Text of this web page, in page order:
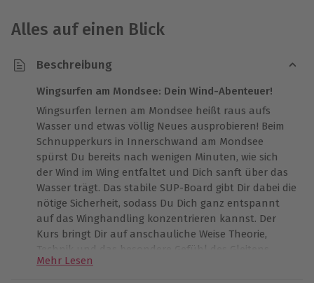
Alles auf einen Blick
Beschreibung
Wingsurfen am Mondsee: Dein Wind-Abenteuer!
Wingsurfen lernen am Mondsee heißt raus aufs
Wasser und etwas völlig Neues ausprobieren! Beim
Schnupperkurs in Innerschwand am Mondsee
spürst Du bereits nach wenigen Minuten, wie sich
der Wind im Wing entfaltet und Dich sanft über das
Wasser trägt. Das stabile SUP-Board gibt Dir dabei die
nötige Sicherheit, sodass Du Dich ganz entspannt
auf das Winghandling konzentrieren kannst. Der
Kurs bringt Dir auf anschauliche Weise Theorie,
Technik und das besondere Gefühl des Gleitens
näher – begleitet von erfahrenen Instruktoren, die
Mehr Lesen